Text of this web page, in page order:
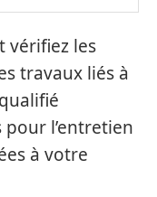
vérifiez les
travaux liés à
l’entretien
à votre